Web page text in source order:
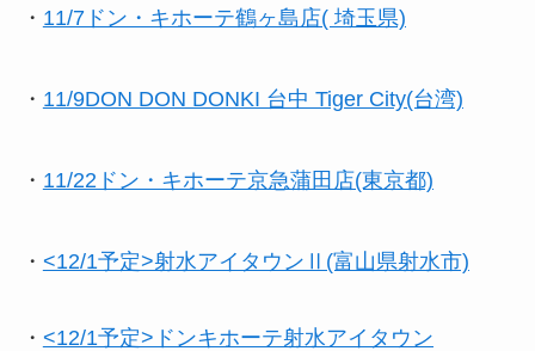
・ 11/7ドン・キホーテ鶴ヶ島店( 埼玉県)
・ 11/9DON DON DONKI 台中 Tiger City(台湾)
・ 11/22ドン・キホーテ京急蒲田店(東京都)
・ <12/1予定>射水アイタウンⅡ(富山県射水市)
・ <12/1予定>ドンキホーテ射水アイタウン